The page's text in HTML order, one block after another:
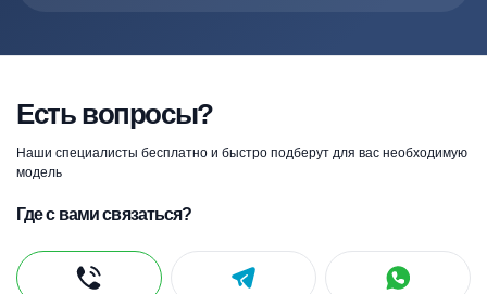
Есть вопросы?
Наши специалисты бесплатно и быстро подберут для вас необходимую
модель
Где с вами связаться?